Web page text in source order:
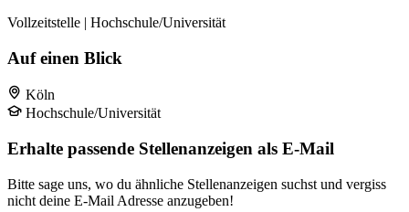
Vollzeitstelle | Hochschule/Universität
Auf einen Blick
Köln
Hochschule/Universität
Erhalte passende Stellenanzeigen als E-Mail
Bitte sage uns, wo du ähnliche Stellenanzeigen suchst und vergiss
nicht deine E-Mail Adresse anzugeben!